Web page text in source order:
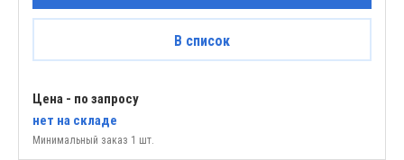
Минимальный заказ 1 шт.
В список
Цена - по запросу
нет на складе